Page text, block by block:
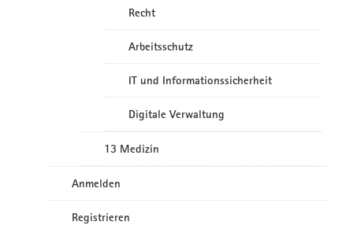
Recht
Arbeitsschutz
IT und Informationssicherheit
Digitale Verwaltung
13 Medizin
Anmelden
Registrieren